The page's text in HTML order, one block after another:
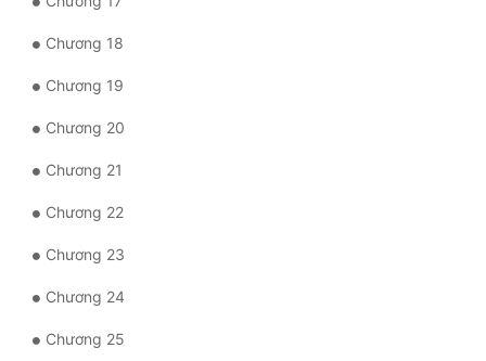
Chương 18
Chương 19
Chương 20
Chương 21
Chương 22
Chương 23
Chương 24
Chương 25